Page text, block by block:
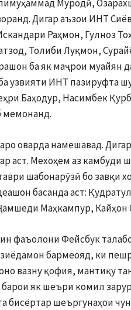
Муродӣ,
Дигар аъзои ИНТ
Раҳмон, Гулноз
Толиби Луқмон,
ба як маҷрои муайян
узвияти ИНТ пазируфта
Баҳодур, Насимбек
мемонанд.
оварда намешавад.
аст. Мехоҳем аз камбуди
шабонарӯзӣ бо завқи
басанда аст:
Маҳкампур,
фаъолони Фейсбук
бармеояд, ки
вазну қофия, мантиқу
барои як шеъри комил
бисёртар шеъргунаҳои